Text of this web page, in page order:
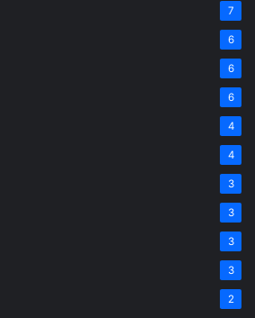
7
6
6
6
4
4
3
3
3
3
2